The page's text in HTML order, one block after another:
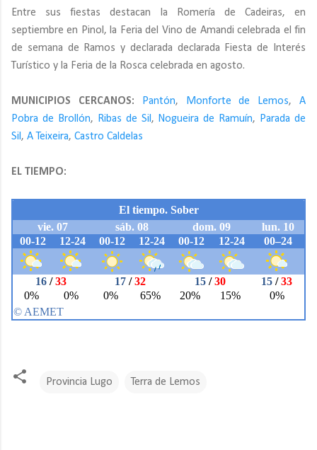
Entre sus fiestas destacan la Romería de Cadeiras, en
septiembre en Pinol, la Feria del Vino de Amandi celebrada el fin
de semana de Ramos y declarada declarada Fiesta de Interés
Turístico y la Feria de la Rosca celebrada en agosto.
MUNICIPIOS CERCANOS: Pantón, Monforte de Lemos,A
Pobra de Brollón, Ribas de Sil , Nogueira de Ramuín,
Parada de
Sil , A Teixeira, Castro Caldelas
EL TIEMPO:
Provincia Lugo Terra de Lemos